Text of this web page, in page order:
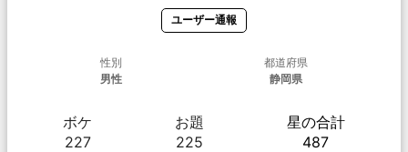
ユーザー通報
性別
男性
都道府県
静岡県
ボケ
227
お題
225
星の合計
487